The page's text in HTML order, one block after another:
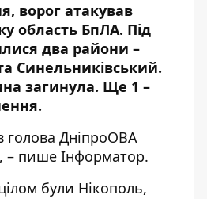
ворог атакував
область БпЛА. Під
два райони –
Синельниківський.
загинула. Ще 1 –
голова ДніпроОВА
– пише Інформатор.
були Нікополь,